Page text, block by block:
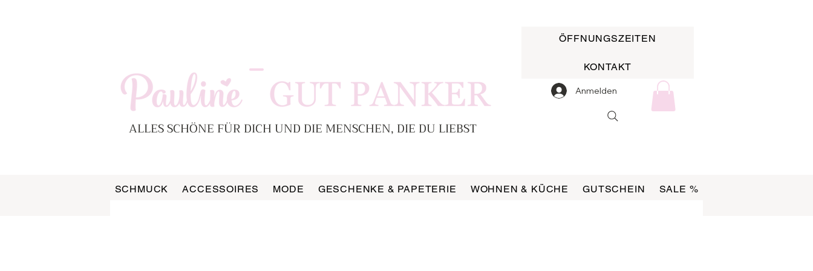
-
ALLES SCHÖNE FÜR DICH UND DIE MENSCHEN, DIE DU LIEBST
ÖFFNUNGSZEITEN
KONTAKT
Anmelden
SCHMUCK ACCESSOIRES MODE GESCHENKE & PAPETERIE WOHNEN & KÜCHE GUTSCHEIN SALE %